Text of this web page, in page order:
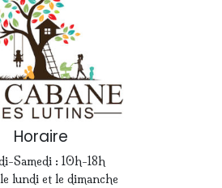
Horaire
Samedi : 10h-18h
lundi et le dimanche